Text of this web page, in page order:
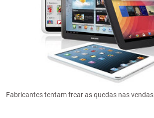
Fabricantes tentam frear as quedas nas